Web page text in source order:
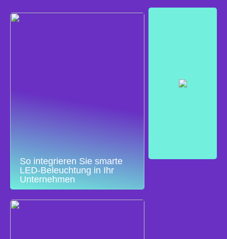
So integrieren Sie smarte
LED-Beleuchtung in Ihr
Unternehmen